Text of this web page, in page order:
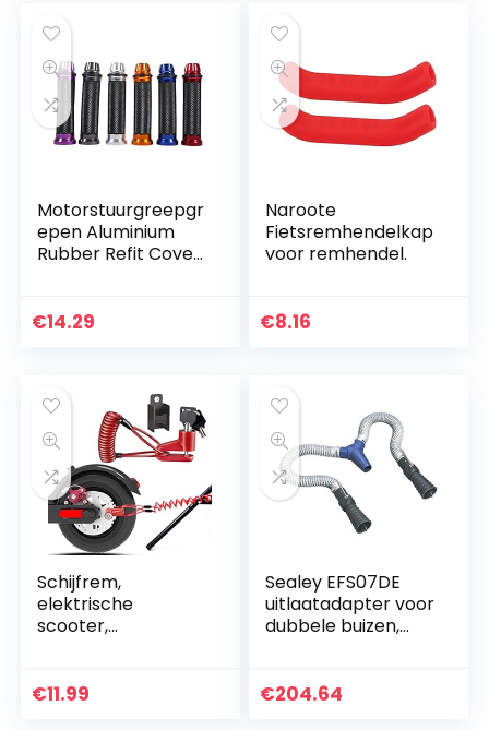
Rood
Motorstuurgreepgr
epen Aluminium
Rubber Refit Cover
€14.29
Naroote
Fietsremhendelkap
voor remhendel.
€8.16
Schijfrem,
elektrische
scooter,
van staaldraad,
€11.99
Sealey EFS07DE
uitlaatadapter voor
dubbele buizen,
€204.64